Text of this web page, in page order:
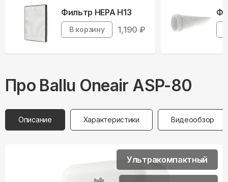
Фильтр HEPA H13
В корзину 1,190 ₽
Про Ballu Oneair ASP-80
Описание Характеристики Видеообзор
Ультракомпактный